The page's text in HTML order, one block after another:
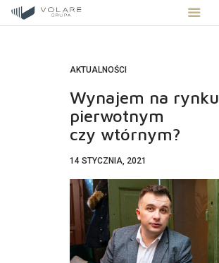
STRONA GŁÓWNA
STREFA INWESTORA
KONTAKT
AKTUALNOŚCI
Wynajem na rynku
pierwotnym
czy wtórnym?
14 STYCZNIA, 2021